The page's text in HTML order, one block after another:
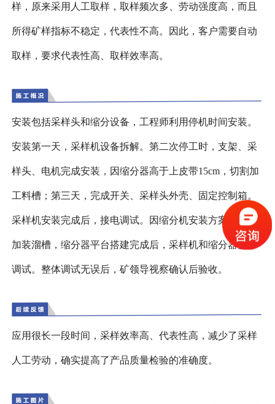
样，原来采用人工取样，取样频次多、劳动强度高，而且
所得矿样指标不稳定，代表性不高。因此，客户需要自动
取样，要求代表性高、取样效率高。
安装包括采样头和缩分设备，工程师利用停机时间安装。
安装第一天，采样机设备拆解。第二次停工时，支架、采
样头、电机完成安装，因缩分器高于上皮带15cm，切割加
工料槽；第三天，完成开关、采样头外壳、固定控制箱。
采样机安装完成后，接电调试。因缩分机安装方案变动，
加装溜槽，缩分器平台搭建完成后，采样机和缩分器整体
调试。整体调试无误后，矿领导视察确认后验收。
应用很长一段时间，采样效率高、代表性高，减少了采样
人工劳动，确实提高了产品质量检验的准确度。